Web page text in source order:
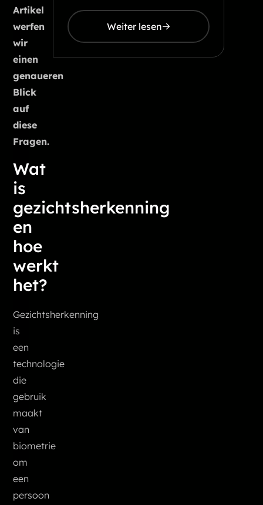
Artikel
werfen
wir
einen
genaueren
Blick
auf
diese
Fragen.
Wat
is
gezichtsherkenning
en
hoe
werkt
het?
Gezichtsherkenning
is
een
technologie
die
gebruik
maakt
van
biometrie
om
een
persoon
Weiter lesen